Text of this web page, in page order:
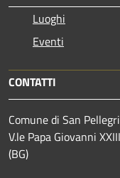
Luoghi
Eventi
CONTATTI
Comune di San
V.le Papa Giovanni
(BG)